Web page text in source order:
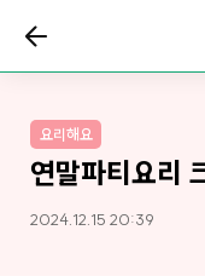
요리해요
연말파티요리
2024.12.15 20:39